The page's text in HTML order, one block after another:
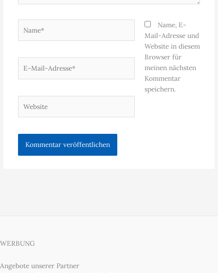
Mail-
Name, E-
Mail-Adresse und
Website in diesem
Browser für
meinen nächsten
Kommentar
speichern.
WERBUNG
Angebote unserer Partner